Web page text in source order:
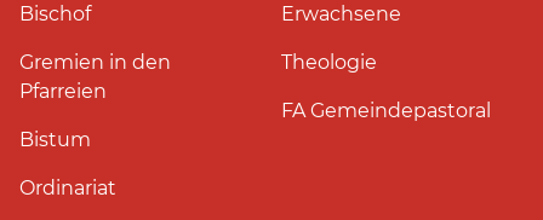
Bischof
Gremien in den
Pfarreien
Bistum
Ordinariat
Erwachsene
Theologie
FA Gemeindepastoral